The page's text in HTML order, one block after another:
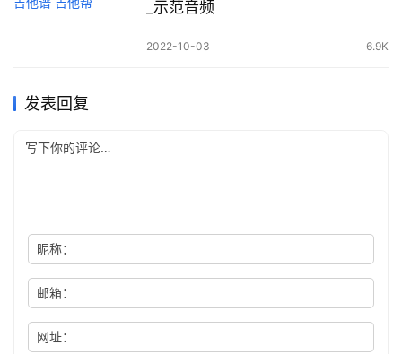
_示范音频
2022-10-03 6.9K
发表回复
昵称：
邮箱：
网址：